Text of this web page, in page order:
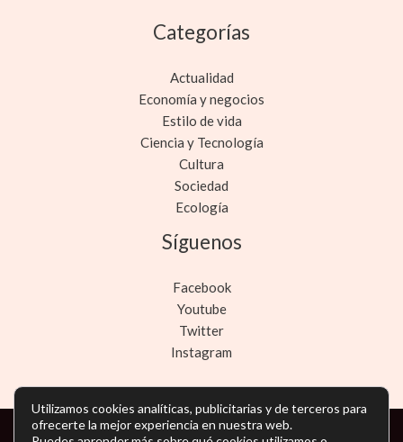
Categorías
Actualidad
Economía y negocios
Estilo de vida
Ciencia y Tecnología
Cultura
Sociedad
Ecología
Síguenos
Facebook
Youtube
Twitter
Instagram
Utilizamos cookies analíticas, publicitarias y de terceros para
ofrecerte la mejor experiencia en nuestra web.